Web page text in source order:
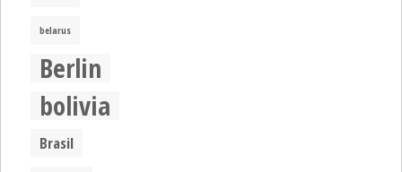
belarus
Berlin
bolivia
Brasil